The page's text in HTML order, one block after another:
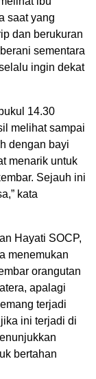
saat yang
dan berukuran
sementara
ingin dekat
14.30
melihat sampai
dengan bayi
menarik untuk
Sejauh ini
kata
Hayati SOCP,
menemukan
orangutan
apalagi
terjadi
ini terjadi di
bertahan